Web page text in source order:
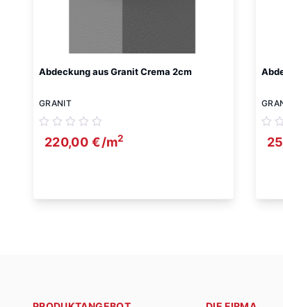
Abdeckung aus Granit Crema 2cm
GRANIT
220,00 €/m2